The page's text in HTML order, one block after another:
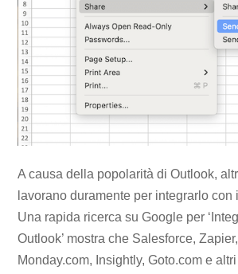
A causa della popolarità di Outlook,
lavorano duramente per integrarlo con
Una rapida ricerca su Google per
Outlook’ mostra che Salesforce,
Monday.com, Insightly, Goto.com e